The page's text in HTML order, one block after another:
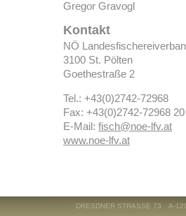
Gregor Gravogl
Kontakt
NÖ
3100 St. Pölten
Goethestraße 2
Tel.: +43(0)2742-72968
Fax: +43(0)2742-72968 20
E-Mail: fisch@noe-lfv.at
www.noe-lfv.at
A-
DRESDNER STRASSE 73